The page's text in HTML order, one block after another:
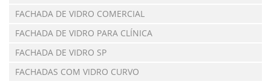
FACHADA DE VIDRO COMERCIAL
FACHADA DE VIDRO PARA CLÍNICA
FACHADA DE VIDRO SP
FACHADAS COM VIDRO CURVO